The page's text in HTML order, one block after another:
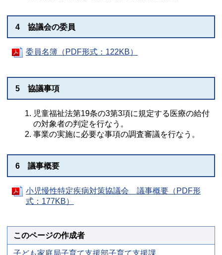
4 協議会の委員
委員名簿（PDF形式：122KB）
5 協議事項
児童福祉法第19条の3第3項に規定する医療の給付
の対象者の判定を行なう。
事業の実施に必要な事項の調査審議を行なう。
6 議事概要
小児慢性特定疾病対策協議会 議事概要（PDF形
式：177KB）
このページの作成者
子ども家庭局子育て支援部子育て支援課